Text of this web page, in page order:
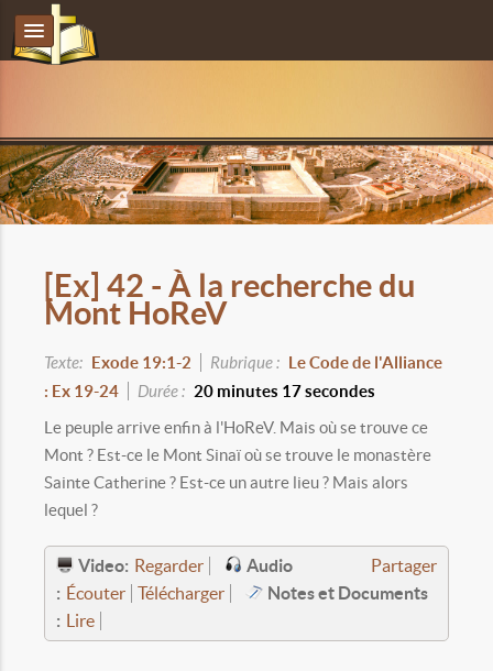
[Ex] 42 - À la recherche du
Mont HoReV
Texte: Exode 19:1-2 Rubrique : Le Code de l'Alliance
: Ex 19-24
Durée : 20 minutes 17 secondes
Le peuple arrive enfin à l'HoReV. Mais où se trouve ce
Mont ? Est-ce le Mont Sinaï où se trouve le monastère
Sainte Catherine ? Est-ce un autre lieu ? Mais alors
lequel ?
Partager
Video: Regarder
Audio
: Écouter Télécharger
Notes et Documents
:
Lire